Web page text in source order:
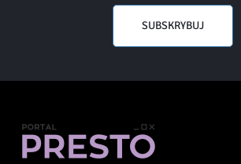
SUBSKRYBUJ